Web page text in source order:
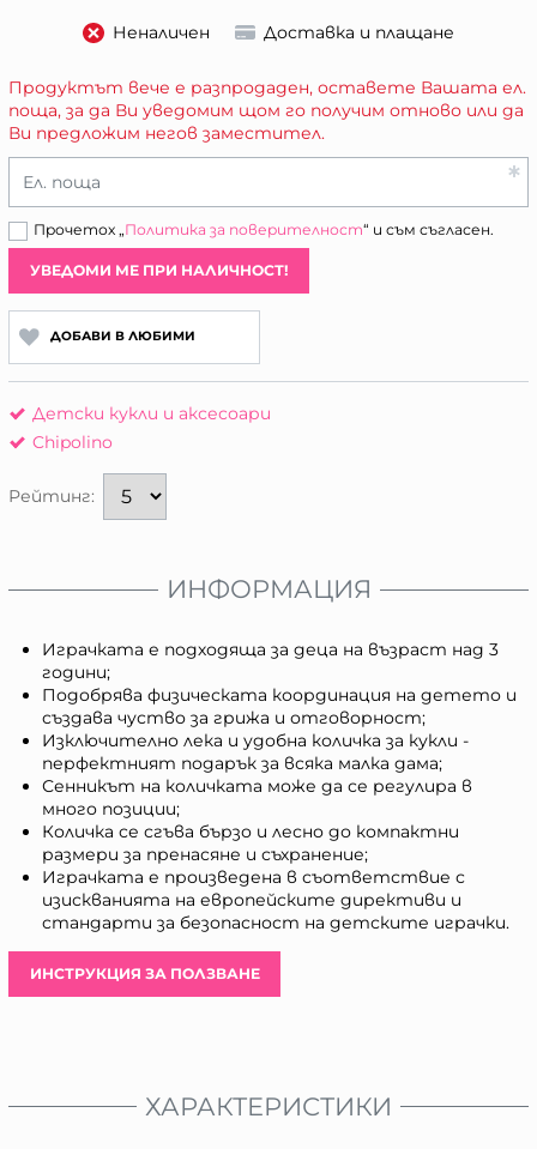
Неналичен Доставка и плащане
Продуктът вече е разпродаден, оставете Вашата ел.
поща, за да Ви уведомим щом го получим отново или да
Ви предложим негов заместител.
Ел. поща
Прочетох „Политика за поверителност“ и съм съгласен.
УВЕДОМИ МЕ ПРИ НАЛИЧНОСТ!
ДОБАВИ В ЛЮБИМИ
Детски кукли и аксесоари
Chipolino
Рейтинг:
ИНФОРМАЦИЯ
Играчката е подходяща за деца на възраст над 3
години;
Подобрява физическата координация на детето и
създава чуство за грижа и отговорност;
Изключително лека и удобна количка за кукли -
перфектният подарък за всяка малка дама;
Сенникът на количката може да се регулира в
много позиции;
Количка се сгъва бързо и лесно до компактни
размери за пренасяне и съхранение;
Играчката е произведена в съответствие с
изискванията на европейските директиви и
стандарти за безопасност на детските играчки.
ИНСТРУКЦИЯ ЗА ПОЛЗВАНЕ
ХАРАКТЕРИСТИКИ